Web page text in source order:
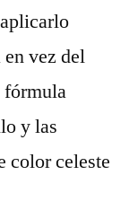
en vez del
fórmula
y las
color celeste